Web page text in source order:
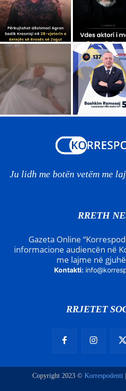
Ju lidh me botën vetëm me
RRETH
Gazeta Online
informacione audiencën në
me lajme në
Kontakti:
RRJETET
Copyright 2023 © Korrespodenti